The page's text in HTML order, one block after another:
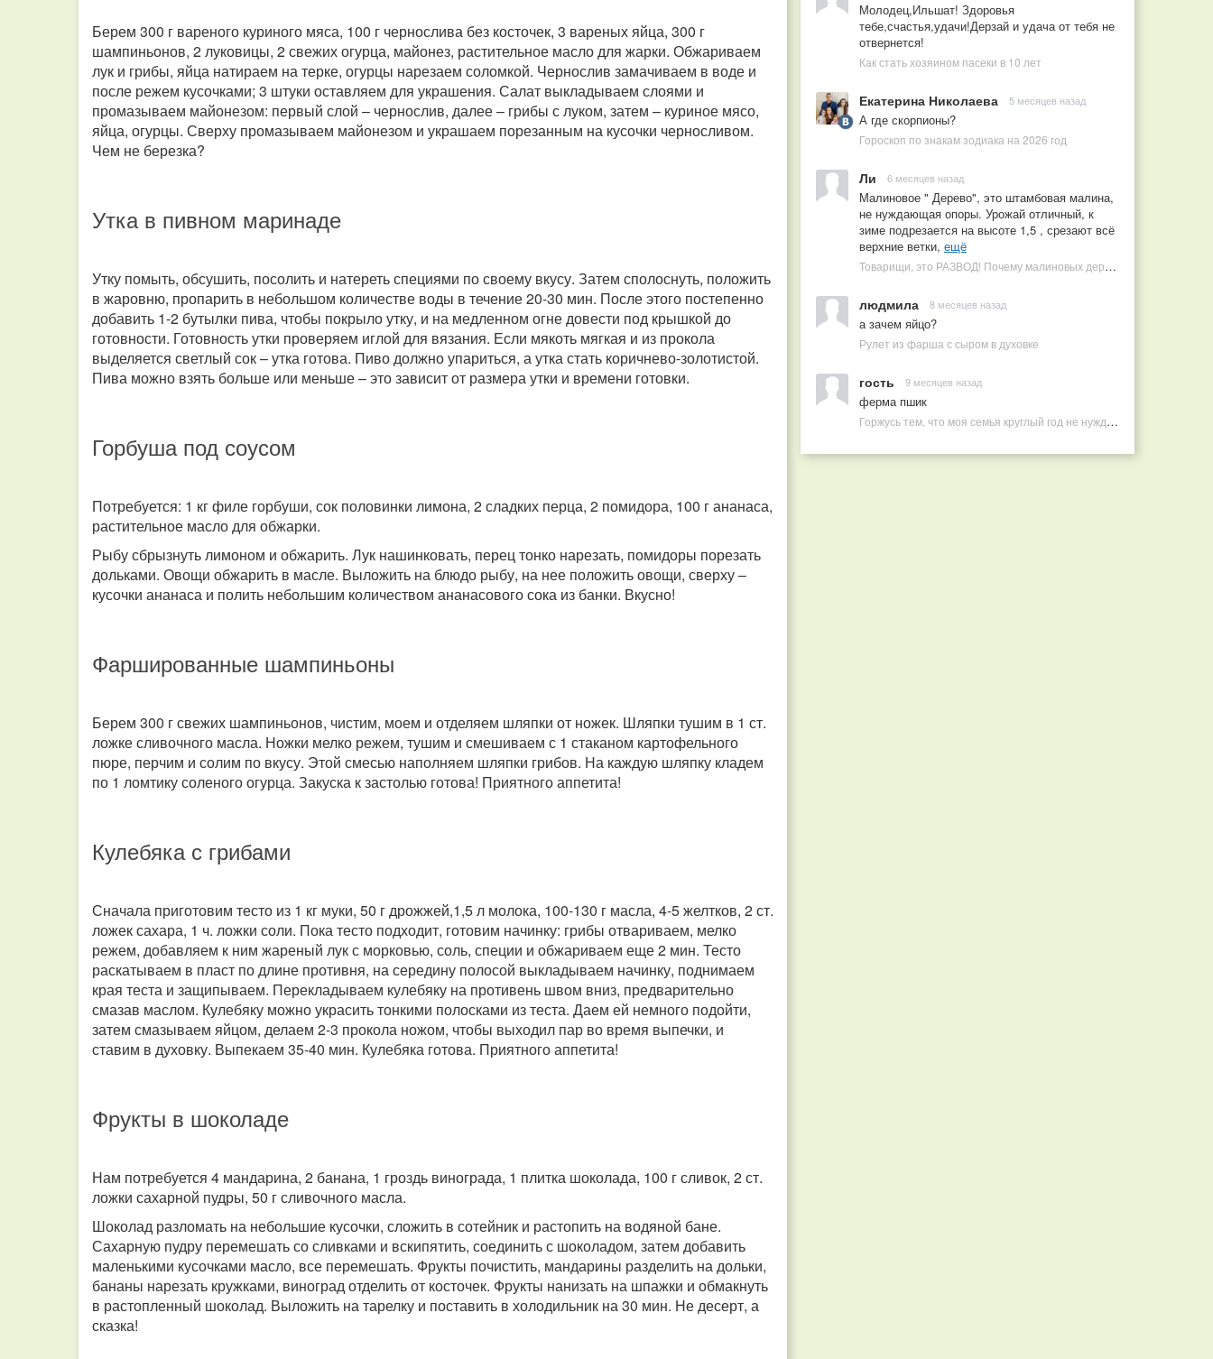
Берем 300 г вареного куриного мяса, 100 г чернослива без косточек, 3 вареных яйца, 300 г
шампиньонов, 2 луковицы, 2 свежих огурца, майонез, растительное масло для жарки. Обжариваем
лук и грибы, яйца натираем на терке, огурцы нарезаем соломкой. Чернослив замачиваем в воде и
после режем кусочками; 3 штуки оставляем для украшения. Салат выкладываем слоями и
промазываем майонезом: первый слой – чернослив, далее – грибы с луком, затем – куриное мясо,
яйца, огурцы. Сверху промазываем майонезом и украшаем порезанным на кусочки черносливом.
Чем не березка?
Утка в пивном маринаде
Утку помыть, обсушить, посолить и натереть специями по своему вкусу. Затем сполоснуть, положить
в жаровню, пропарить в небольшом количестве воды в течение 20-30 мин. После этого постепенно
добавить 1-2 бутылки пива, чтобы покрыло утку, и на медленном огне довести под крышкой до
готовности. Готовность утки проверяем иглой для вязания. Если мякоть мягкая и из прокола
выделяется светлый сок – утка готова. Пиво должно упариться, а утка стать коричнево-золотистой.
Пива можно взять больше или меньше – это зависит от размера утки и времени готовки.
Горбуша под соусом
Потребуется: 1 кг филе горбуши, сок половинки лимона, 2 сладких перца, 2 помидора, 100 г ананаса,
растительное масло для обжарки.
Рыбу сбрызнуть лимоном и обжарить. Лук нашинковать, перец тонко нарезать, помидоры порезать
дольками. Овощи обжарить в масле. Выложить на блюдо рыбу, на нее положить овощи, сверху –
кусочки ананаса и полить небольшим количеством ананасового сока из банки. Вкусно!
Фаршированные шампиньоны
Берем 300 г свежих шампиньонов, чистим, моем и отделяем шляпки от ножек. Шляпки тушим в 1 ст.
ложке сливочного масла. Ножки мелко режем, тушим и смешиваем с 1 стаканом картофельного
пюре, перчим и солим по вкусу. Этой смесью наполняем шляпки грибов. На каждую шляпку кладем
по 1 ломтику соленого огурца. Закуска к застолью готова! Приятного аппетита!
Кулебяка с грибами
Сначала приготовим тесто из 1 кг муки, 50 г дрожжей,1,5 л молока, 100-130 г масла, 4-5 желтков, 2 ст.
ложек сахара, 1 ч. ложки соли. Пока тесто подходит, готовим начинку: грибы отвариваем, мелко
режем, добавляем к ним жареный лук с морковью, соль, специи и обжариваем еще 2 мин. Тесто
раскатываем в пласт по длине противня, на середину полосой выкладываем начинку, поднимаем
края теста и защипываем. Перекладываем кулебяку на противень швом вниз, предварительно
смазав маслом. Кулебяку можно украсить тонкими полосками из теста. Даем ей немного подойти,
затем смазываем яйцом, делаем 2-3 прокола ножом, чтобы выходил пар во время выпечки, и
ставим в духовку. Выпекаем 35-40 мин. Кулебяка готова. Приятного аппетита!
Фрукты в шоколаде
Нам потребуется 4 мандарина, 2 банана, 1 гроздь винограда, 1 плитка шоколада, 100 г сливок, 2 ст.
ложки сахарной пудры, 50 г сливочного масла.
Шоколад разломать на небольшие кусочки, сложить в сотейник и растопить на водяной бане.
Сахарную пудру перемешать со сливками и вскипятить, соединить с шоколадом, затем добавить
маленькими кусочками масло, все перемешать. Фрукты почистить, мандарины разделить на дольки,
бананы нарезать кружками, виноград отделить от косточек. Фрукты нанизать на шпажки и обмакнуть
в растопленный шоколад. Выложить на тарелку и поставить в холодильник на 30 мин. Не десерт, а
сказка!
Молодец,Ильшат! Здоровья
тебе,счастья,удачи!Дерзай и удача от тебя не
отвернется!
Как стать хозяином пасеки в 10 лет
Екатерина Николаева 5 месяцев назад
А где скорпионы?
Гороскоп по знакам зодиака на 2026 год
Ли 6 месяцев назад
Малиновое " Дерево", это штамбовая малина,
не нуждающая опоры. Урожай отличный, к
зиме подрезается на высоте 1,5 , срезают всё
верхние ветки, ещё
Товарищи, это РАЗВОД! Почему малиновых деревьев не бывает, или Как ушлые продавцы наживаются на мечтах садоводов
людмила 8 месяцев назад
а зачем яйцо?
Рулет из фарша с сыром в духовке
гость 9 месяцев назад
ферма пшик
Горжусь тем, что моя семья круглый год не нуждается в покупных витаминах